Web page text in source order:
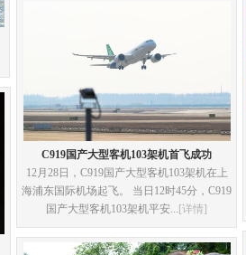
C919国产大型客机103架机首飞成功
12月28日，C919国产大型客机103架机在上
海浦东国际机场起飞。 当日12时45分，C919
国产大型客机103架机平安... [详情]